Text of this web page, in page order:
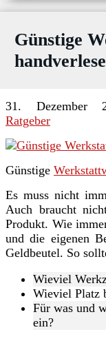
Günstige
31. Dezember
Ratgeber
Günstige
Es muss nicht
Auch braucht
Produkt. Wie
und die eigenen
Geldbeutel. So
Wieviel
Wieviel Platz
Für was und
ein?